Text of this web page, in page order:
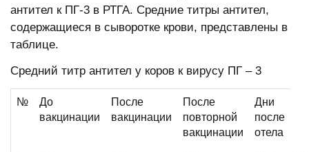
антител к ПГ-3 в РТГА. Средние титры антител,
содержащиеся в сыворотке крови, представлены в
таблице.
Средний титр антител у коров к вирусу ПГ – 3
№
До
вакцинации
После
вакцинации
После
повторной
вакцинации
Дни
после
отела